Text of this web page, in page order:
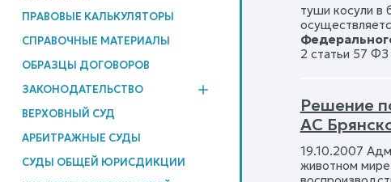
ПРАВОВЫЕ КАЛЬКУЛЯТОРЫ
СПРАВОЧНЫЕ МАТЕРИАЛЫ
ОБРАЗЦЫ ДОГОВОРОВ
ЗАКОНОДАТЕЛЬСТВО
ВЕРХОВНЫЙ СУД
АРБИТРАЖНЫЕ СУДЫ
СУДЫ ОБЩЕЙ ЮРИСДИКЦИИ
туши косули в
2 статьи 57 ФЗ
Решение
АС
19.10.2007
животном